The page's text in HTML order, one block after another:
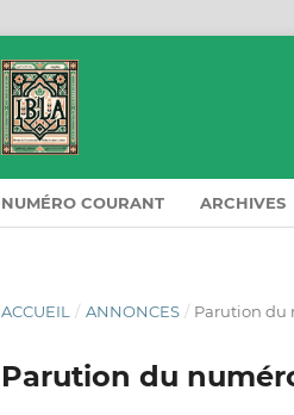
NUMÉRO COURANT ARCHIVES
ACCUEIL / ANNONCES / Parution du
Parution du